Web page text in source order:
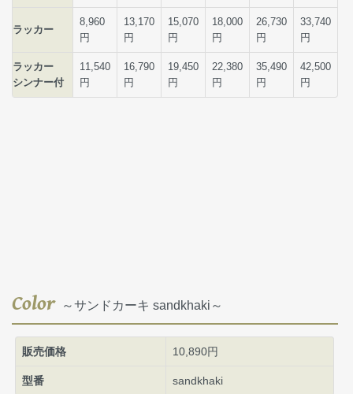
Color～サンドカーキ sandkhaki～
販売価格 10,890円
型番 sandkhaki